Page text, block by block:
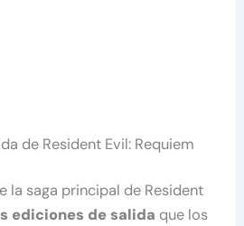
de Resident Evil: Requiem
la saga principal de Resident
ediciones de salida que los